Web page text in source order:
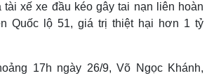
tài xế xe đầu kéo gây tai nạn liên hoàn
Quốc lộ 51, giá trị thiệt hại hơn 1 tỷ
17h ngày 26/9, Võ Ngọc Khánh,